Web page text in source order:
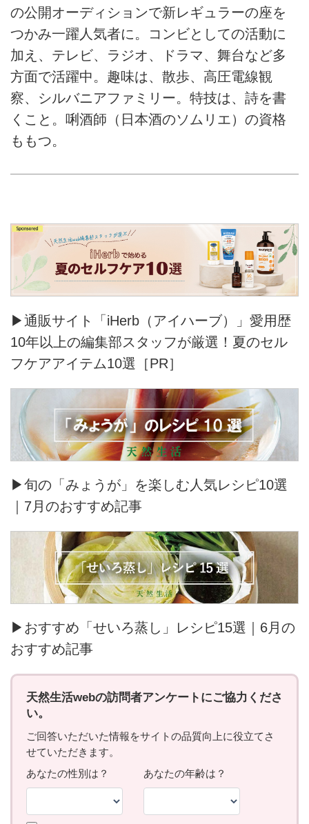
の公開オーディションで新レギュラーの座を
つかみ一躍人気者に。コンビとしての活動に
加え、テレビ、ラジオ、ドラマ、舞台など多
方面で活躍中。趣味は、散歩、高圧電線観
察、シルバニアファミリー。特技は、詩を書
くこと。唎酒師（日本酒のソムリエ）の資格
ももつ。
▶通販サイト「iHerb（アイハーブ）」愛用歴
10年以上の編集部スタッフが厳選！夏のセル
フケアアイテム10選［PR］
▶旬の「みょうが」を楽しむ人気レシピ10選
｜7月のおすすめ記事
▶おすすめ「せいろ蒸し」レシピ15選｜6月の
おすすめ記事